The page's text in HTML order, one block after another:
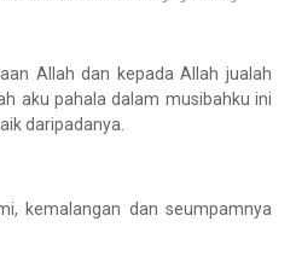
Allah dan kepada Allah jualah
aku pahala dalam musibahku ini
daripadanya.
kemalangan dan seumpamnya